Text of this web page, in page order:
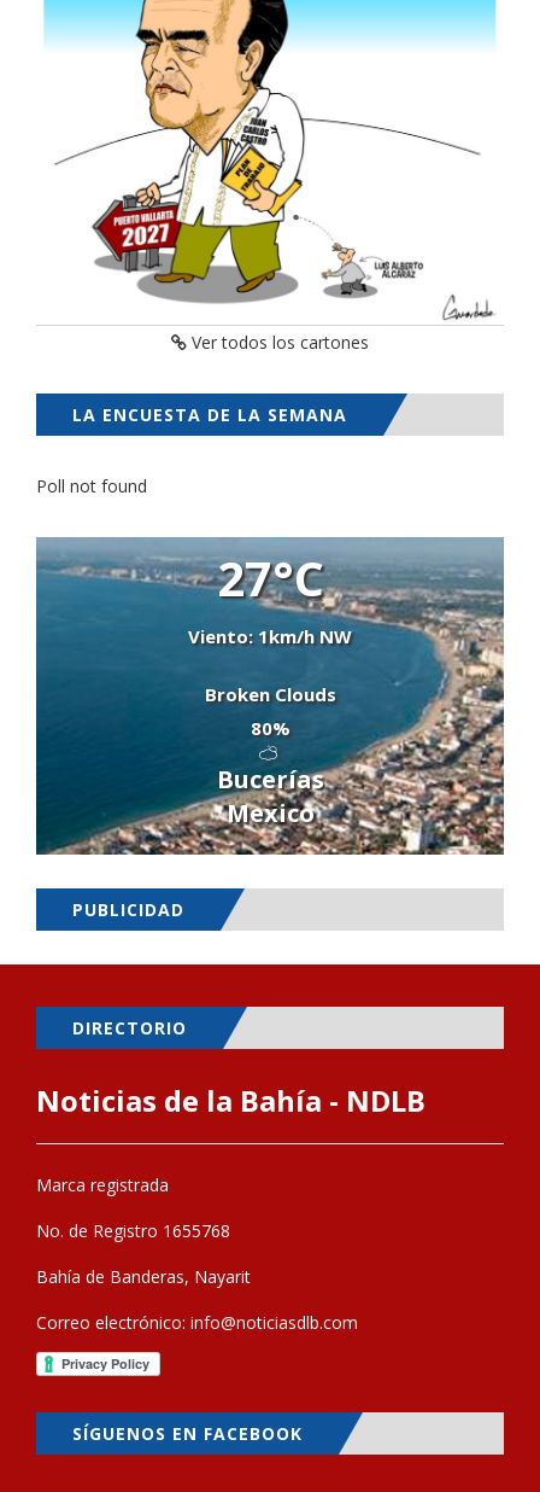
Ver todos los cartones
LA ENCUESTA DE LA SEMANA
Poll not found
27°C
Viento: 1km/h NW
Broken Clouds
80%
Bucerías
Mexico
PUBLICIDAD
DIRECTORIO
Noticias de la Bahía - NDLB
Marca registrada
No. de Registro 1655768
Bahía de Banderas, Nayarit
Correo electrónico: info@noticiasdlb.com
SÍGUENOS EN FACEBOOK